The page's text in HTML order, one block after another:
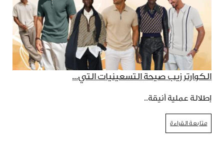
الكوارتر زيب صيحة التسعينيات التي...
إطلالة عملية أنيقة..
متابعة القراءة